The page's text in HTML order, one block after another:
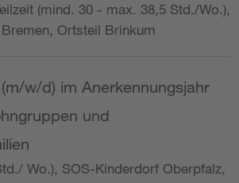
(mind. 30 - max. 38,5 Std./Wo.),
Ortsteil Brinkum
w/d) im Anerkennungsjahr
und
Wo.), SOS-Kinderdorf Oberpfalz,